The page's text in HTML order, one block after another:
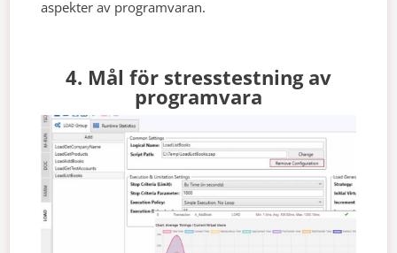
aspekter av programvaran.
4. Mål för stresstestning av
programvara